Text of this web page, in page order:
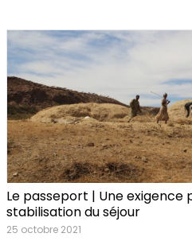
Le passeport | Une
stabilisation du séjour
25 octobre 2021